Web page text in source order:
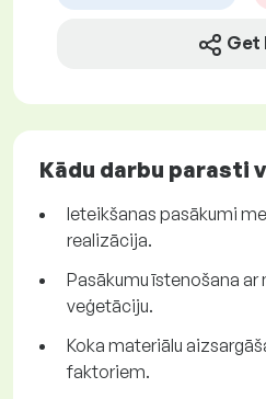
Get
Kādu darbu parasti
Ieteikšanas pasākumi
realizācija.
Pasākumu īstenošana ar
veģetāciju.
Koka materiālu
faktoriem.